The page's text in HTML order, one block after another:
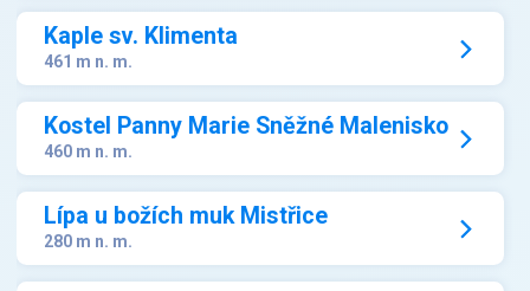
Kaple sv. Klimenta
461 m n. m.
Kostel Panny Marie Sněžné Malenisko
460 m n. m.
Lípa u božích muk Mistřice
280 m n. m.